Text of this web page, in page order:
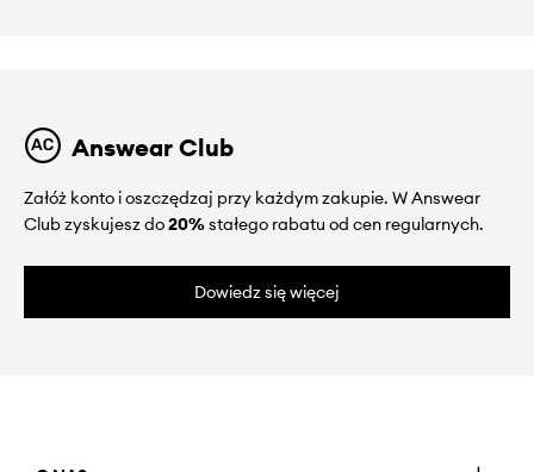
Answear Club
Załóż konto i oszczędzaj przy każdym zakupie. W Answear
Club zyskujesz do20%stałego rabatu od cen regularnych.
Dowiedz się więcej